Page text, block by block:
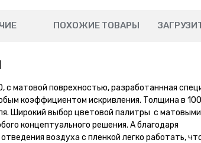
ПОХОЖИЕ ТОВАРЫ
с матовой поврехностью, разработаннная
коэффициентом искривления. Толщина в
Широкий выбор цветовой палитры с
концептуального решения. А благодаря
воздуха с пленкой легко работать,